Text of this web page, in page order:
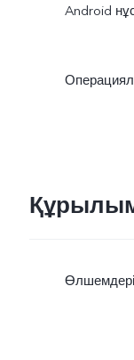
Android
Өлшемдері